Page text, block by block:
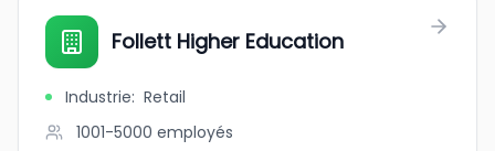
Follett Higher Education
Industrie: Retail
1001-5000 employés